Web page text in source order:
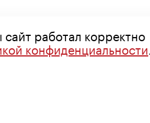
работал корректно
конфиденциальности